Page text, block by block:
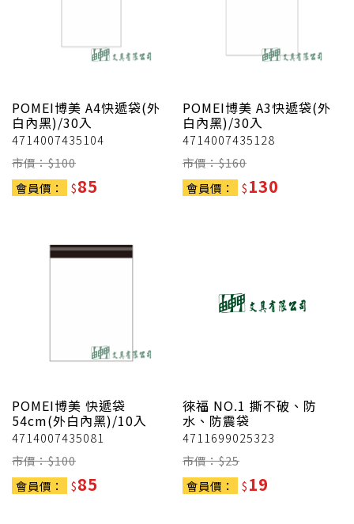
POMEI博美 A4快遞袋(外
白內黑)/30入
4714007435104
市價：$100
會員價：
$85
POMEI博美 A3快遞袋(外
白內黑)/30入
4714007435128
市價：$160
會員價：
$130
POMEI博美 快遞袋
54cm(外白內黑)/10入
4714007435081
市價：$100
會員價：
$85
徠福 NO.1 撕不破、防
水、防震袋
4711699025323
市價：$25
會員價：
$19